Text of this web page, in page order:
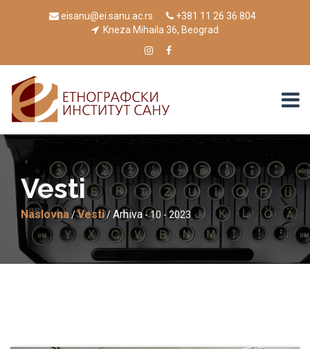
eisanu@ei.sanu.ac.rs
+381 11 26 36 804
Kneza Mihaila 36, Beograd
Vesti
Naslovna/Vesti/Arhiva- 10 - 2023